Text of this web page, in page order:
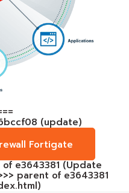
(update)
Fortigate
of e3643381 (Update
parent of e3643381